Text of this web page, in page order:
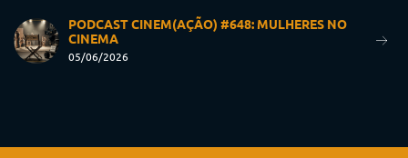
PODCAST CINEM(AÇÃO) #648: MULHERES NO
CINEMA
05/06/2026